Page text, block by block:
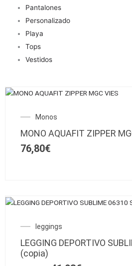
Pantalones
Personalizado
Playa
Tops
Vestidos
Este
en
de
Monos
MONO AQUAFIT ZIPPER
76,80€
Este
leggings
LEGGING DEPORTIVO
(copia)
El
precio
original
precio
actual